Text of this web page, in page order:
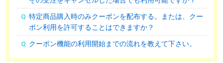
特定商品購入時のみクーポンを配布する。または、クー
ポン利用を許可することはできますか？
クーポン機能の利用開始までの流れを教えて下さい。